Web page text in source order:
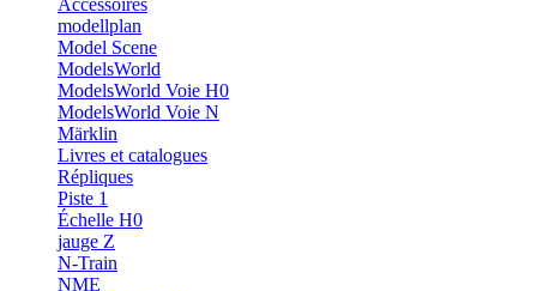
Accessoires
modellplan
Model Scene
ModelsWorld
ModelsWorld Voie H0
ModelsWorld Voie N
Märklin
Livres et catalogues
Répliques
Piste 1
Échelle H0
jauge Z
N-Train
NME